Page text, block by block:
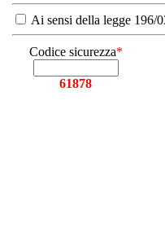
Ai sensi della legge 196/
Codice sicurezza*
61878